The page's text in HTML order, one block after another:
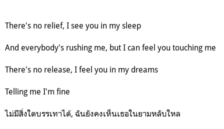
There's no relief, I see you in my sleep
And everybody's rushing me, but I can feel you touching me
There's no release, I feel you in my dreams
Telling me I'm fine
ไม่มีสิ่งใดบรรเทาได้, ฉันยังคงเห็นเธอในยามหลับใหล